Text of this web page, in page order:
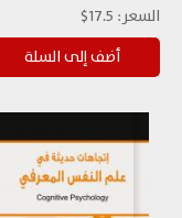
السعر: 17.5$